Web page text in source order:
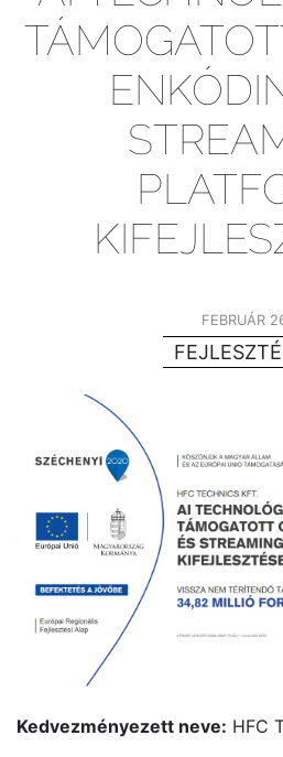
FEBRUÁR
Kedvezményezett neve: HFC